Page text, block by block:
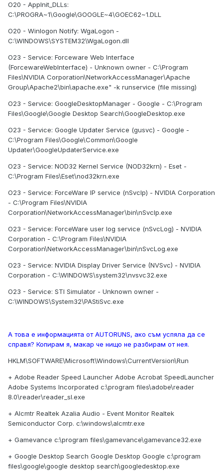
O20 - AppInit_DLLs:
C:\PROGRA~1\Google\GOOGLE~4\GOEC62~1.DLL
O20 - Winlogon Notify: WgaLogon -
C:\WINDOWS\SYSTEM32\WgaLogon.dll
O23 - Service: Forceware Web Interface
(ForcewareWebInterface) - Unknown owner - C:\Program
Files\NVIDIA Corporation\NetworkAccessManager\Apache
Group\Apache2\bin\apache.exe" -k runservice (file missing)
O23 - Service: GoogleDesktopManager - Google - C:\Program
Files\Google\Google Desktop Search\GoogleDesktop.exe
O23 - Service: Google Updater Service (gusvc) - Google -
C:\Program Files\Google\Common\Google
Updater\GoogleUpdaterService.exe
O23 - Service: NOD32 Kernel Service (NOD32krn) - Eset -
C:\Program Files\Eset\nod32krn.exe
O23 - Service: ForceWare IP service (nSvcIp) - NVIDIA Corporation
- C:\Program Files\NVIDIA
Corporation\NetworkAccessManager\bin\nSvcIp.exe
O23 - Service: ForceWare user log service (nSvcLog) - NVIDIA
Corporation - C:\Program Files\NVIDIA
Corporation\NetworkAccessManager\bin\nSvcLog.exe
O23 - Service: NVIDIA Display Driver Service (NVSvc) - NVIDIA
Corporation - C:\WINDOWS\system32\nvsvc32.exe
O23 - Service: STI Simulator - Unknown owner -
C:\WINDOWS\System32\PAStiSvc.exe
А това е информацията от AUTORUNS, ако съм успяла да се
справя? Копирам я, макар че нищо не разбирам от нея.
HKLM\SOFTWARE\Microsoft\Windows\CurrentVersion\Run
+ Adobe Reader Speed Launcher Adobe Acrobat SpeedLauncher
Adobe Systems Incorporated c:\program files\adobe\reader
8.0\reader\reader_sl.exe
+ Alcmtr Realtek Azalia Audio - Event Monitor Realtek
Semiconductor Corp. c:\windows\alcmtr.exe
+ Gamevance c:\program files\gamevance\gamevance32.exe
+ Google Desktop Search Google Desktop Google c:\program
files\google\google desktop search\googledesktop.exe